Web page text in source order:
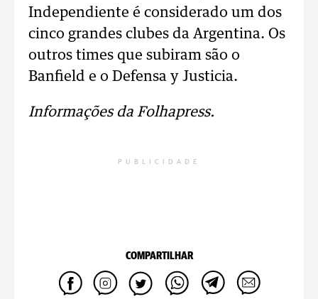
Independiente é considerado um dos
cinco grandes clubes da Argentina. Os
outros times que subiram são o
Banfield e o Defensa y Justicia.
Informações da Folhapress.
PUBLICIDADE
COMPARTILHAR